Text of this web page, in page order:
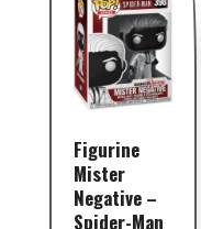
Figurine
Mister
Negative –
Spider-Man